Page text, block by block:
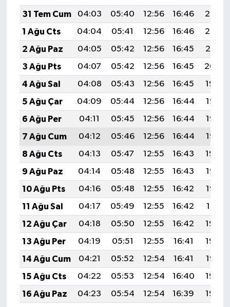
31 Tem Cum
04:03 05:40 12:56 16:46
20:02
1 Ağu Cts
04:04 05:41 12:56 16:46
20:02
2 Ağu Paz
04:05 05:42 12:56 16:45
20:01
3 Ağu Pts
04:07 05:42 12:56 16:45
20:00
4 Ağu Sal
04:08 05:43 12:56 16:45
19:59
5 Ağu Çar
04:09 05:44 12:56 16:44
19:57
6 Ağu Per
04:11 05:45 12:56 16:44
19:56
7 Ağu Cum
04:12 05:46 12:56 16:44
19:55
8 Ağu Cts
04:13 05:47 12:55 16:43
19:54
9 Ağu Paz
04:14 05:48 12:55 16:43
19:53
10 Ağu Pts
04:16 05:48 12:55 16:42
19:52
11 Ağu Sal
04:17 05:49 12:55 16:42
19:51
12 Ağu Çar
04:18 05:50 12:55 16:42
19:50
13 Ağu Per
04:19 05:51 12:55 16:41
19:48
14 Ağu Cum
04:21 05:52 12:54 16:41
19:47
15 Ağu Cts
04:22 05:53 12:54 16:40
19:46
16 Ağu Paz
04:23 05:54 12:54 16:39
19:45